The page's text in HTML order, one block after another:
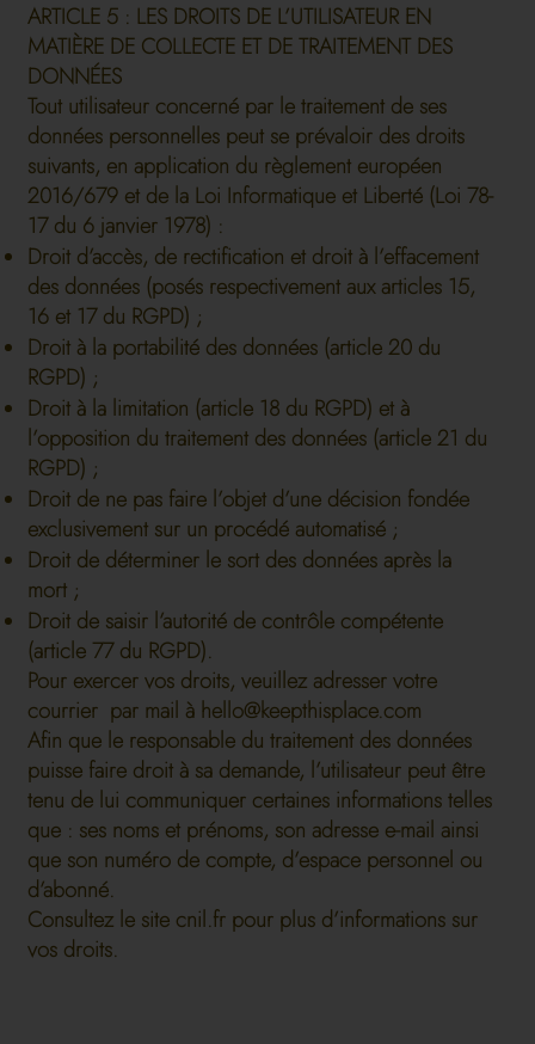
ARTICLE 5 : LES DROITS DE L’UTILISATEUR EN
MATIÈRE DE COLLECTE ET DE TRAITEMENT DES
DONNÉES
Tout utilisateur concerné par le traitement de ses
données personnelles peut se prévaloir des droits
suivants, en application du règlement européen
2016/679 et de la Loi Informatique et Liberté (Loi 78-
17 du 6 janvier 1978) :
Droit d’accès, de rectification et droit à l’effacement
des données (posés respectivement aux articles 15,
16 et 17 du RGPD) ;
Droit à la portabilité des données (article 20 du
RGPD) ;
Droit à la limitation (article 18 du RGPD) et à
l’opposition du traitement des données (article 21 du
RGPD) ;
Droit de ne pas faire l’objet d’une décision fondée
exclusivement sur un procédé automatisé ;
Droit de déterminer le sort des données après la
mort ;
Droit de saisir l’autorité de contrôle compétente
(article 77 du RGPD).
Pour exercer vos droits, veuillez adresser votre
courrier par mail à hello@keepthisplace.com
Afin que le responsable du traitement des données
puisse faire droit à sa demande, l’utilisateur peut être
tenu de lui communiquer certaines informations telles
que : ses noms et prénoms, son adresse e-mail ainsi
que son numéro de compte, d’espace personnel ou
d’abonné.
Consultez le site cnil.fr pour plus d’informations sur
vos droits.